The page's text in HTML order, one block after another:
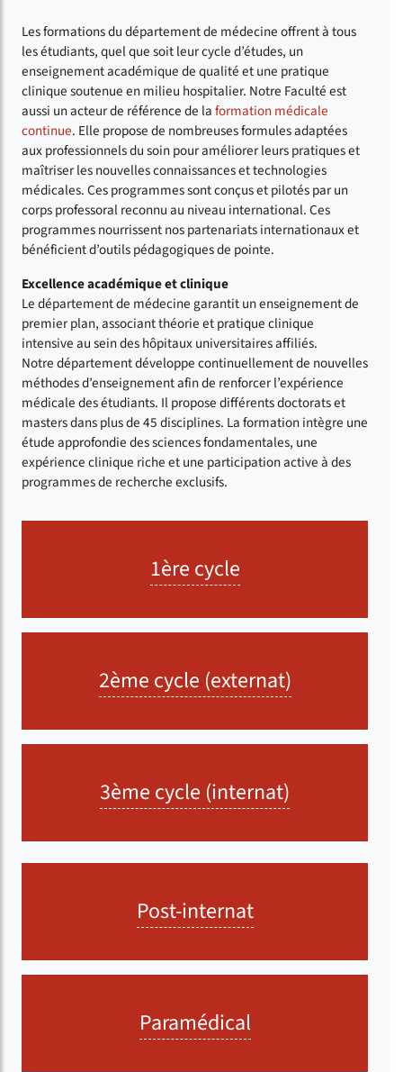
Les formations du département de médecine offrent à tous
les étudiants, quel que soit leur cycle d’études, un
enseignement académique de qualité et une pratique
clinique soutenue en milieu hospitalier. Notre Faculté est
aussi un acteur de référence de laformation médicale
continue. Elle propose de nombreuses formules adaptées
aux professionnels du soin pour améliorer leurs pratiques et
maîtriser les nouvelles connaissances et technologies
médicales. Ces programmes sont conçus et pilotés par un
corps professoral reconnu au niveau international. Ces
programmes nourrissent nos partenariats internationaux et
bénéficient d’outils pédagogiques de pointe.
Excellence académique et clinique
Le département de médecine garantit un enseignement de
premier plan, associant théorie et pratique clinique
intensive au sein des hôpitaux universitaires affiliés.
Notre département développe continuellement de nouvelles
méthodes d’enseignement afin de renforcer l’expérience
médicale des étudiants. Il propose différents doctorats et
masters dans plus de 45 disciplines. La formation intègre une
étude approfondie des sciences fondamentales, une
expérience clinique riche et une participation active à des
programmes de recherche exclusifs.
1ère cycle
2ème cycle (externat)
3ème cycle (internat)
Post-internat
Paramédical